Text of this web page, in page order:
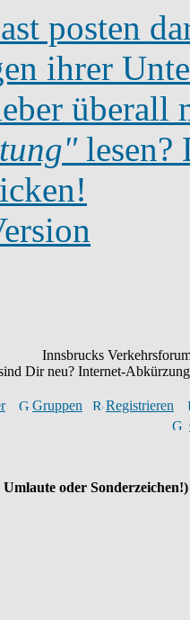
posten
ihrer
überall
lesen?
Innsbrucks
Dir neu? Internet-
Gruppen
Registrieren
Umlaute oder Sonderzeichen!)